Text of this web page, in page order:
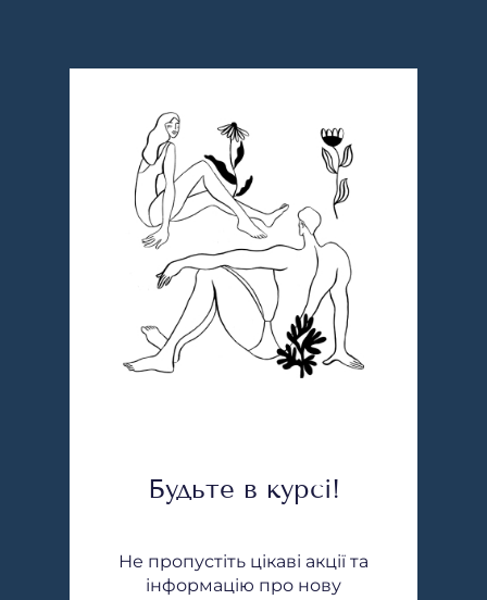
Будьте в курсі!
Не пропустіть цікаві акції та
інформацію про нову